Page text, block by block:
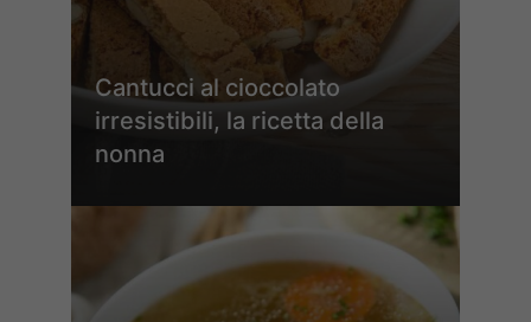
Cantucci al cioccolato
irresistibili, la ricetta della
nonna